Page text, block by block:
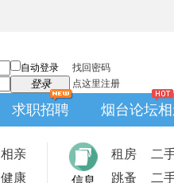
自动登录
找回密码
登录 点这里注册
求职招聘 烟台论坛
相亲
健康
租房
二
跳蚤
二